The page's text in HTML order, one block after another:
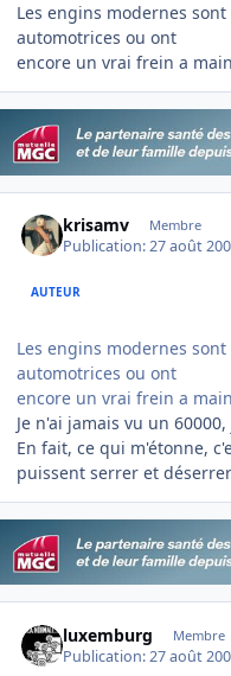
Les engins modernes
automotrices ou ont
encore un vrai frein a
krisamv Membre
Publication:27 août
AUTEUR
Les engins modernes
automotrices ou ont
encore un vrai frein a
Je n'ai jamais vu un
En fait, ce qui m'étonne,
puissent serrer et
luxemburg Membre
Publication:27 août